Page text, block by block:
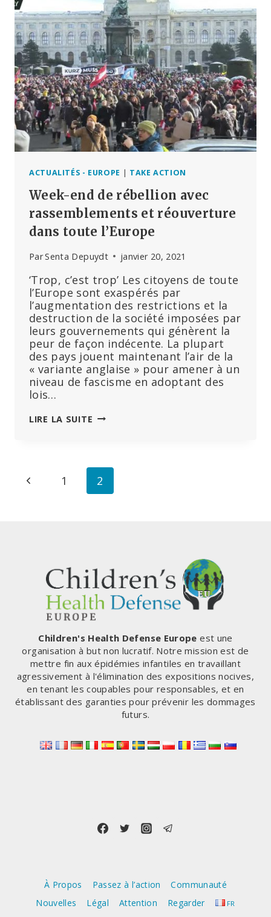
CLIMAT
DE
TERREUR
ET
LES
MENSONGES
D’ÉTAT
(DANS
LE
MONDE
!)
ACTUALITÉS - EUROPE | TAKE ACTION
Week-end de rébellion avec
rassemblements et réouverture
dans toute l’Europe
ParSenta Depuydt janvier 20, 2021
‘Trop, c’est trop’ Les citoyens de toute
l’Europe sont exaspérés par
l’augmentation des restrictions et la
destruction de la société imposées par
leurs gouvernements qui génèrent la
peur de façon indécente. La plupart
des pays jouent maintenant l’air de la
« variante anglaise » pour amener à un
niveau de fascisme en adoptant des
lois…
LIRE LA SUITE WEEK-
AVEC
RASSEMBLEMENTS
ET
Navigation
Page
1 2
Children's Health Defense Europe est une
organisation à but non lucratif. Notre mission est de
mettre fin aux épidémies infantiles en travaillant
agressivement à l'élimination des expositions nocives,
en tenant les coupables pour responsables, et en
établissant des garanties pour prévenir les dommages
futurs.
À Propos Passez à l’action
Communauté
Nouvelles
Légal Attention Regarder FR